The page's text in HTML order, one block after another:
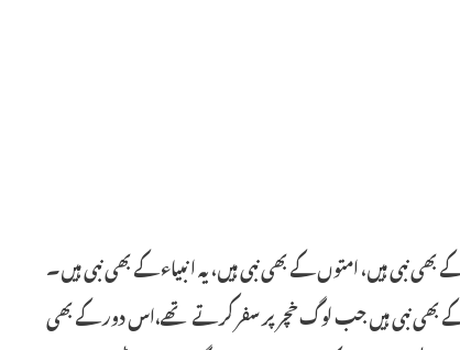
نبی ہیں، امتوں کے بھی نبی ہیں، یہ انبیاء کے بھی نبی ہیں۔
بھی نبی ہیں جب لوگ خچر پر سفر کرتے تھے،اس دور کے بھی